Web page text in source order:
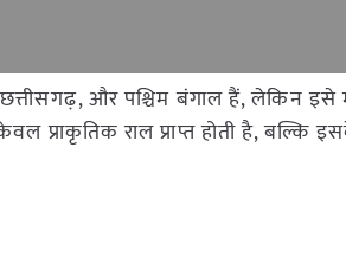
और पश्चिम बंगाल हैं, लेकिन इसे
प्राकृतिक राल प्राप्त होती है, बल्कि